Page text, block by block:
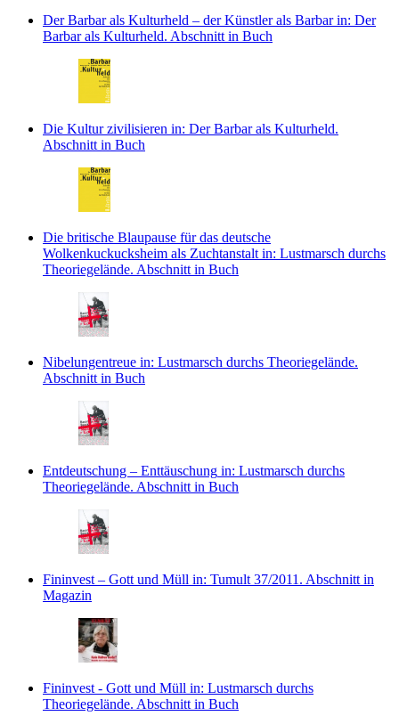
Der Barbar als Kulturheld – der Künstler als Barbar in: Der
Barbar als Kulturheld. Abschnitt in Buch
Die Kultur zivilisieren in: Der Barbar als Kulturheld.
Abschnitt in Buch
Die britische Blaupause für das deutsche
Wolkenkuckucksheim als Zuchtanstalt in: Lustmarsch durchs
Theoriegelände. Abschnitt in Buch
Nibelungentreue in: Lustmarsch durchs Theoriegelände.
Abschnitt in Buch
Entdeutschung – Enttäuschung in: Lustmarsch durchs
Theoriegelände. Abschnitt in Buch
Fininvest – Gott und Müll in: Tumult 37/2011. Abschnitt in
Magazin
Fininvest - Gott und Müll in: Lustmarsch durchs
Theoriegelände. Abschnitt in Buch